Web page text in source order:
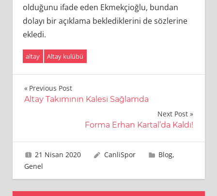
olduğunu ifade eden Ekmekçioğlu, bundan
dolayı bir açıklama beklediklerini de sözlerine
ekledi.
altay Altay kulübü
Yazı
Previous Post
Altay Takımının Kalesi Sağlamda
Next Post
Forma Erhan Kartal’da Kaldı!
21 Nisan 2020 CanliSpor Blog,
Genel